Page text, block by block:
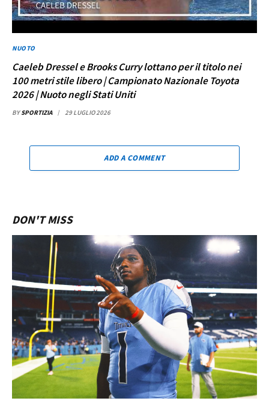
NUOTO
Caeleb Dressel e Brooks Curry lottano per il titolo nei
100 metri stile libero | Campionato Nazionale Toyota
2026 | Nuoto negli Stati Uniti
BY SPORTIZIA 29 LUGLIO 2026
ADD A COMMENT
DON'T MISS